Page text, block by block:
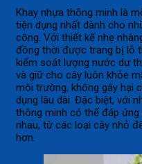
Khay nhựa thông minh là
tiện dụng nhất dành cho
công. Với thiết kế nhẹ
đồng thời được trang bị lỗ
kiểm soát lượng nước dư
và giữ cho cây luôn khỏe
môi trường, không gây hại
dụng lâu dài. Đặc biệt, với
thông minh có thể đáp
nhau, từ các loại cây nhỏ
hơn.